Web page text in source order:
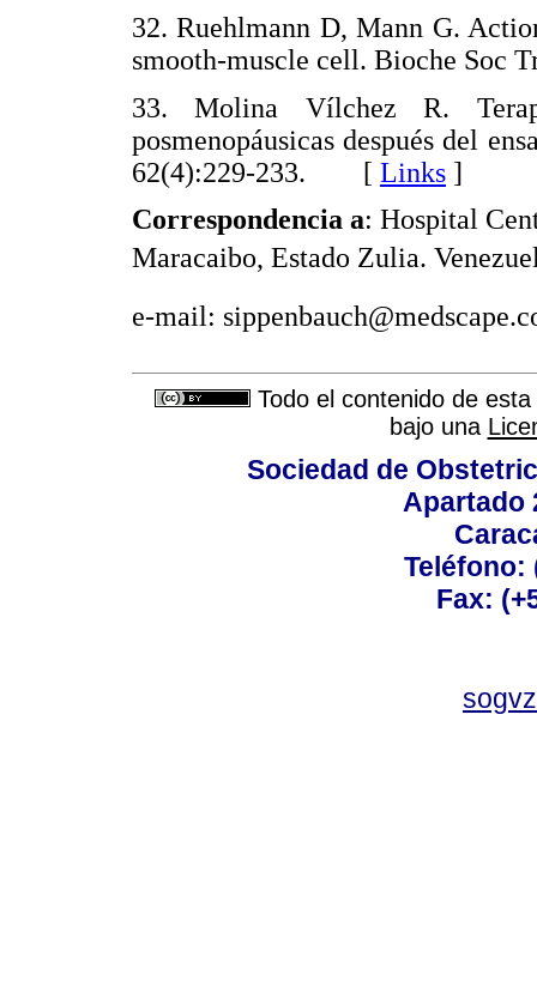
32. Ruehlmann D, Mann G.
smooth-muscle cell. Bioche
33. Molina Vílchez R.
posmenopáusicas después del
62(4):229-233. [ Links ]
Correspondencia a: Hospital
Maracaibo, Estado Zulia.
e-mail:
Todo el contenido de
bajo una
Sociedad de
Apartado
Teléfono:
Fax: